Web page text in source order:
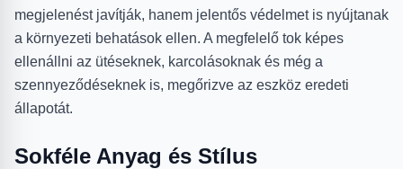
megjelenést javítják, hanem jelentős védelmet is nyújtanak
a környezeti behatások ellen. A megfelelő tok képes
ellenállni az ütéseknek, karcolásoknak és még a
szennyeződéseknek is, megőrizve az eszköz eredeti
állapotát.
Sokféle Anyag és Stílus